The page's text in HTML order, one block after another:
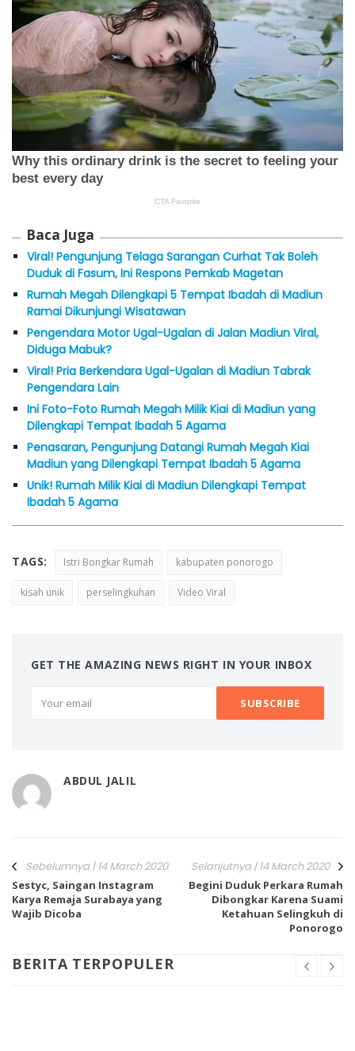
Baca Juga
Viral! Pengunjung Telaga Sarangan Curhat Tak Boleh
Duduk di Fasum, Ini Respons Pemkab Magetan
Rumah Megah Dilengkapi 5 Tempat Ibadah di Madiun
Ramai Dikunjungi Wisatawan
Pengendara Motor Ugal-Ugalan di Jalan Madiun Viral,
Diduga Mabuk?
Viral! Pria Berkendara Ugal-Ugalan di Madiun Tabrak
Pengendara Lain
Ini Foto-Foto Rumah Megah Milik Kiai di Madiun yang
Dilengkapi Tempat Ibadah 5 Agama
Penasaran, Pengunjung Datangi Rumah Megah Kiai
Madiun yang Dilengkapi Tempat Ibadah 5 Agama
Unik! Rumah Milik Kiai di Madiun Dilengkapi Tempat
Ibadah 5 Agama
TAGS: Istri Bongkar Rumah kabupaten ponorogo
kisah unik perselingkuhan Video Viral
GET THE AMAZING NEWS RIGHT IN YOUR INBOX
ABDUL JALIL
Sebelumnya | 14 March 2020
Sestyc, Saingan Instagram
Karya Remaja Surabaya yang
Wajib Dicoba
Selanjutnya | 14 March 2020
Begini Duduk Perkara Rumah
Dibongkar Karena Suami
Ketahuan Selingkuh di
Ponorogo
BERITA TERPOPULER